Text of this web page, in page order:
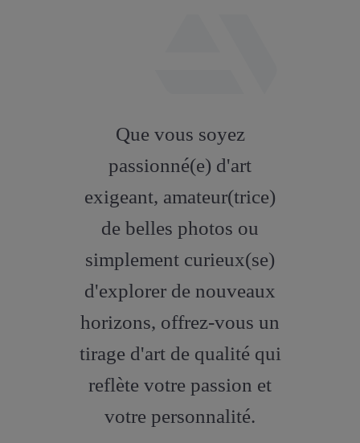
Que vous soyez
passionné(e) d'art
exigeant, amateur(trice)
de belles photos ou
simplement curieux(se)
d'explorer de nouveaux
horizons, offrez-vous un
tirage d'art de qualité qui
reflète votre passion et
votre personnalité.